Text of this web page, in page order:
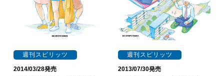
週刊スピリッツ
2014/03/28発売
週刊スピリッツ
2013/07/30発売